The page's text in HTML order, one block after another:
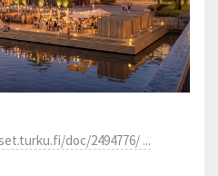
doc/2494776/ ...